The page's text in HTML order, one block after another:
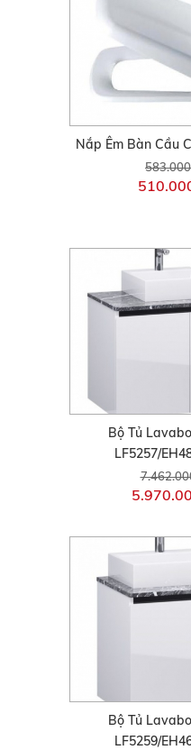
Nắp Êm Bàn Cầu
Bộ Tủ
LF5257/
Bộ Tủ
LF5259/